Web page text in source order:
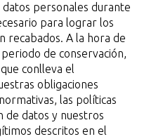
personales durante
para lograr los
recabados. A la hora de
de conservación,
conlleva el
obligaciones
las políticas
de datos y nuestros
descritos en el